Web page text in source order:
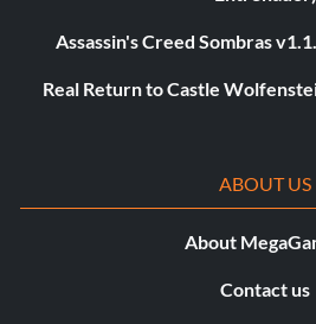
Assassin's Creed Sombras
Real Return to Castle
ABOUT US
About
Contact us